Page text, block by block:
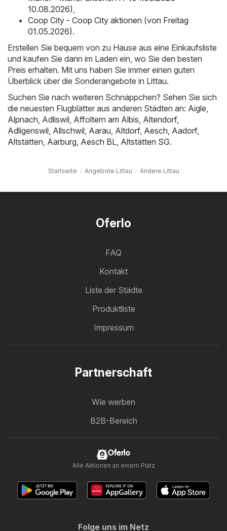
10.08.2026),
Coop City - Coop City aktionen (von Freitag
01.05.2026).
Erstellen Sie bequem von zu Hause aus eine Einkaufsliste
und kaufen Sie dann im Laden ein, wo Sie den besten
Preis erhalten. Mit uns haben Sie immer einen guten
Überblick über die Sonderangebote in Littau.
Suchen Sie nach weiteren Schnäppchen? Sehen Sie sich
die neuesten Flugblätter aus anderen Städten an: Aigle,
Alpnach, Adliswil, Affoltern am Albis, Altendorf,
Adligenswil, Allschwil, Aarau, Altdorf, Aesch, Aadorf,
Altstätten, Aarburg, Aesch BL, Altstätten SG.
Startseite Angebote Littau Andere Littau
Oferlo
FAQ
Kontakt
Liste der Städte
Produktliste
Impressum
Partnerschaft
Wie werben
B2B-Bereich
Oferlo
Alle Aktionen an einem Platz
Folge uns im Netz